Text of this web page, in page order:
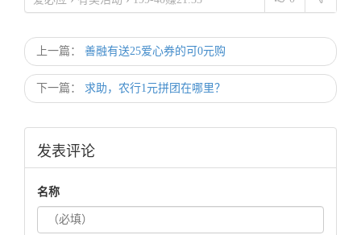
上一篇： 善融有送25爱心券的可0元购
下一篇： 求助，农行1元拼团在哪里？
发表评论
名称